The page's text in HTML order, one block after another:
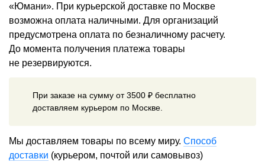
«Юмани». При курьерской доставке по Москве
возможна оплата наличными. Для организаций
предусмотрена оплата по безналичному расчету.
До момента получения платежа товары
не резервируются.
При заказе на сумму от 3500 ₽ бесплатно
доставляем курьером по Москве.
Мы доставляем товары по всему миру. Способ
доставки (курьером, почтой или самовывоз)